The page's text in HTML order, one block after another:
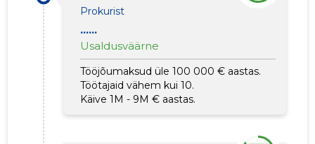
Prokurist
......
Usaldusväärne
Tööjõumaksud üle 100 000 € aastas.
Töötajaid vähem kui 10.
Käive 1M - 9M € aastas.